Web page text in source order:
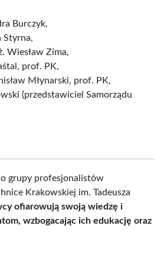
Burczyk,
Styrna,
Wiesław Zima,
prof. PK,
Młynarski, prof. PK,
(przedstawiciel Samorządu
grupy profesjonalistów
Krakowskiej im. Tadeusza
ofiarowują swoją wiedzę i
wzbogacając ich edukację oraz